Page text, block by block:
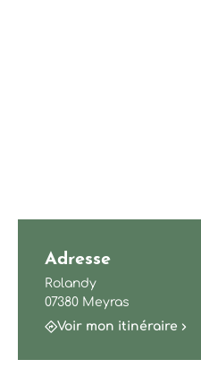
Adresse
Rolandy
07380 Meyras
Voir mon itinéraire